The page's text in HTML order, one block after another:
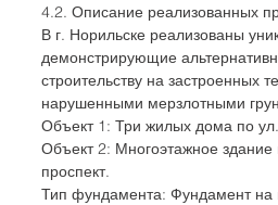
4.2. Описание реализованных
В г. Норильске реализованы
демонстрирующие
строительству на застроенных
нарушенными мерзлотными
Объект 1: Три жилых дома по
Объект 2: Многоэтажное здание
проспект.
Тип фундамента: Фундамент на